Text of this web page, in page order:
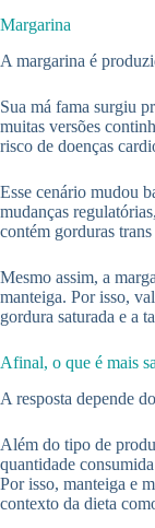
Margarina
A margarina é
Sua má fama surgiu
muitas versões
risco de doenças
Esse cenário mudou
mudanças
contém gorduras
Mesmo assim, a
manteiga. Por isso,
gordura saturada e a
Afinal, o que é mais
A resposta depende
Além do tipo de
quantidade
Por isso, manteiga e
contexto da dieta